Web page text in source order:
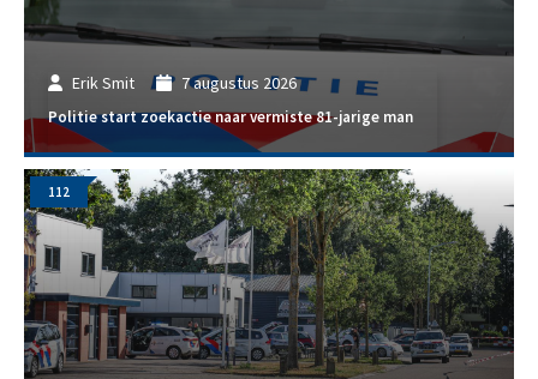
Erik Smit 7 augustus 2026
Politie start zoekactie naar vermiste 81-jarige man
112